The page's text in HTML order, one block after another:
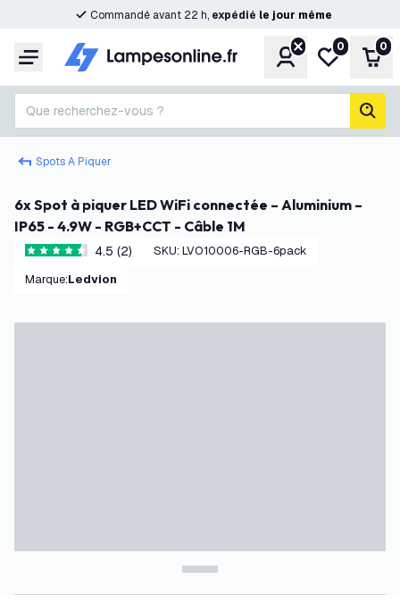
Commandé avant 22 h, expédié le jour même
Menu CompteMa liste de
0 0
Que recherchez-vous ?
Spots A Piquer
6x Spot à piquer LED WiFi connectée – Aluminium –
IP65 - 4.9W - RGB+CCT - Câble 1M
4.5 étoiles de notation
4.5 (2) SKU: LVO10006-RGB-6pack
Marque: Ledvion